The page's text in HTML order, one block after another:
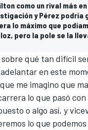
como un rival más
y Pérez podría
lo máximo que
pero la pole se la
qué tan difícil
en este
me imagino que
lo que pasó
o algo así, y
lo que